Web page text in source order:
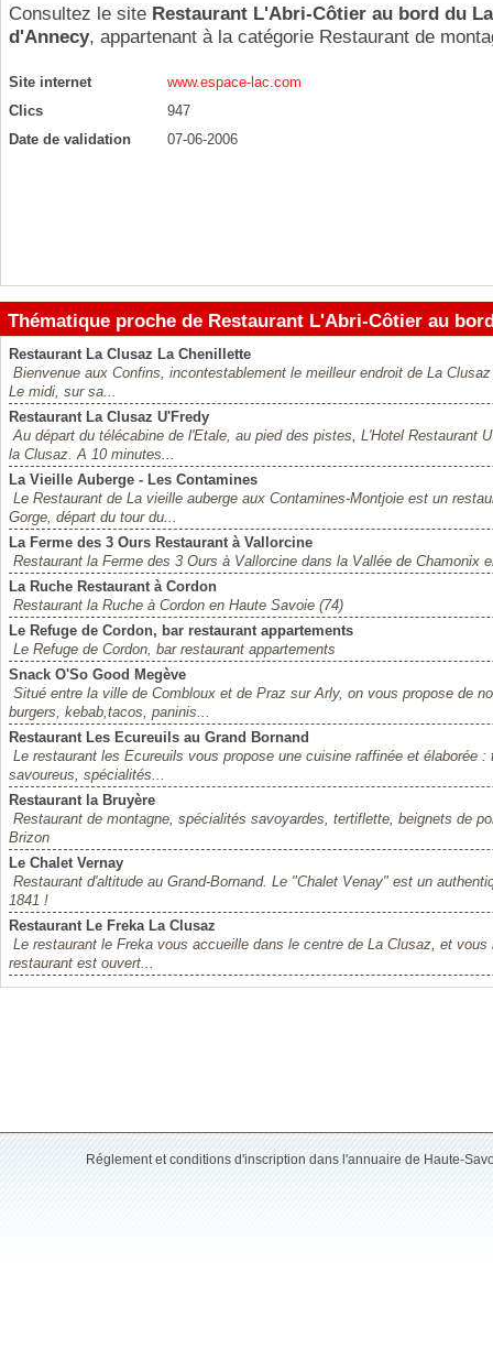
Consultez le site Restaurant L'Abri-Côtier au bord du
d'Annecy, appartenant à la catégorie Restaurant de
Site internet
www.espace-lac.com
Clics
947
Date de validation
07-06-2006
Thématique proche de Restaurant L'Abri-Côtier au
Restaurant La Clusaz La Chenillette
Bienvenue aux Confins, incontestablement le meilleur endroit de La
Le midi, sur sa...
Restaurant La Clusaz U'Fredy
Au départ du télécabine de l'Etale, au pied des pistes, L'Hotel Restaurant
la Clusaz. A 10 minutes...
La Vieille Auberge - Les Contamines
Le Restaurant de La vieille auberge aux Contamines-Montjoie est un
Gorge, départ du tour du...
La Ferme des 3 Ours Restaurant à Vallorcine
Restaurant la Ferme des 3 Ours à Vallorcine dans la Vallée de Chamonix
La Ruche Restaurant à Cordon
Restaurant la Ruche à Cordon en Haute Savoie (74)
Le Refuge de Cordon, bar restaurant appartements
Le Refuge de Cordon, bar restaurant appartements
Snack O'So Good Megève
Situé entre la ville de Combloux et de Praz sur Arly, on vous propose de
burgers, kebab,tacos, paninis...
Restaurant Les Ecureuils au Grand Bornand
Le restaurant les Ecureuils vous propose une cuisine raffinée et élaborée
savoureus, spécialités...
Restaurant la Bruyère
Restaurant de montagne, spécialités savoyardes, tertiflette, beignets de
Brizon
Le Chalet Vernay
Restaurant d'altitude au Grand-Bornand. Le "Chalet Venay" est un
1841 !
Restaurant Le Freka La Clusaz
Le restaurant le Freka vous accueille dans le centre de La Clusaz, et
restaurant est ouvert...
Réglement et conditions d'inscription dans l'annuaire de Haute-